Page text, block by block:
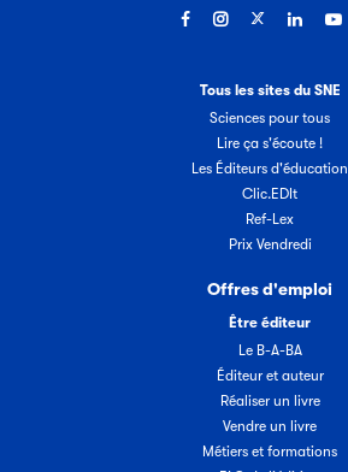
Tous les sites du SNE
Sciences pour tous
Lire ça s'écoute !
Les Éditeurs d'éducation
Clic.EDIt
Ref-Lex
Prix Vendredi
Offres d'emploi
Être éditeur
Le B-A-BA
Éditeur et auteur
Réaliser un livre
Vendre un livre
Métiers et formations